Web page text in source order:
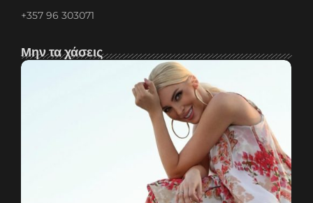
+357 96 303071
Μην τα χάσεις